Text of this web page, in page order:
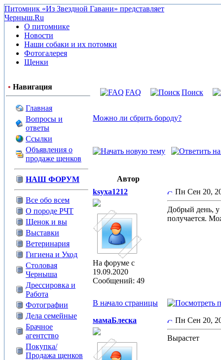
Питомник «Из Звездной Гавани» представляет
Черныш.Ru
О питомнике
Новости
Наши собаки и их потомки
Фотогалерея
Щенки
• Навигация
Главная
Вопросы и
ответы
Ссылки
Объявления о
продаже щенков
НАШ ФОРУМ
Все обо всем
О породе РЧТ
Щенок и вы
Выставки
Ветеринария
Гигиена и Уход
Столовая
Черныша
Дрессировка и
Работа
Фотографии
Дела семейные
Брачное
агентство
Покупка/
Продажа щенков
FAQ Поиск
Можно ли сбрить бороду?
Автор
ksyxa1212
На форуме с
19.09.2020
Сообщений: 49
Пн Сен 20,
Добрый день, у
получается.
В начало страницы
мамаБлеска Пн Сен 20,
Вырастет